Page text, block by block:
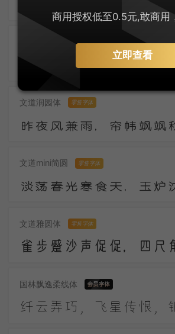
郑庆科静雅体-古朴版 零售字体
文道润园体 零售字体
文道mini简圆 零售字体
文道雅圆体 零售字体
国林飘逸柔线体
商用授权低至0.5元,敢商用
立即查看